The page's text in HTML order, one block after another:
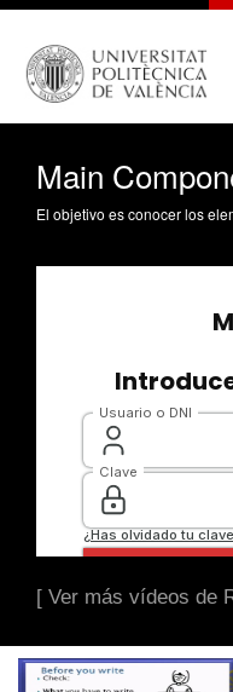
Main
[ Ver más vídeos de